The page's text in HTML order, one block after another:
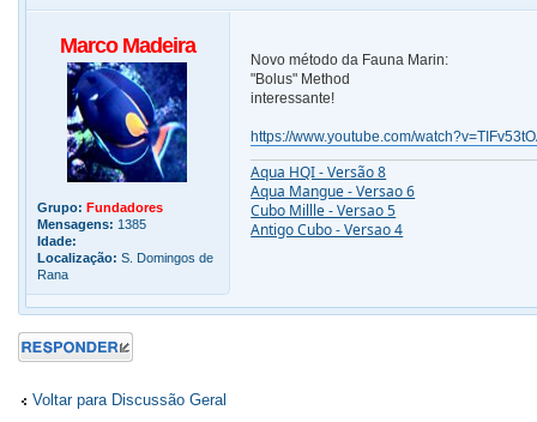
Marco Madeira
Grupo: Fundadores
Mensagens: 1385
Idade:
Localização: S. Domingos de
Rana
Novo método da Fauna Marin:
"Bolus" Method
interessante!
https://www.youtube.com/
Aqua HQI - Versão 8
Aqua Mangue - Versao 6
Cubo Millle - Versao 5
Antigo Cubo - Versao 4
Responder
Voltar para Discussão Geral